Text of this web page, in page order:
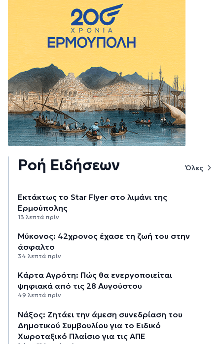
Ροή Ειδήσεων Όλες
Εκτάκτως το Star Flyer στο λιμάνι της
Ερμούπολης
13 λεπτά πρίν
Μύκονος: 42χρονος έχασε τη ζωή του στην
άσφαλτο
34 λεπτά πρίν
Κάρτα Αγρότη: Πώς θα ενεργοποιείται
ψηφιακά από τις 28 Αυγούστου
49 λεπτά πρίν
Νάξος: Ζητάει την άμεση συνεδρίαση του
Δημοτικού Συμβουλίου για το Ειδικό
Χωροταξικό Πλαίσιο για τις ΑΠΕ